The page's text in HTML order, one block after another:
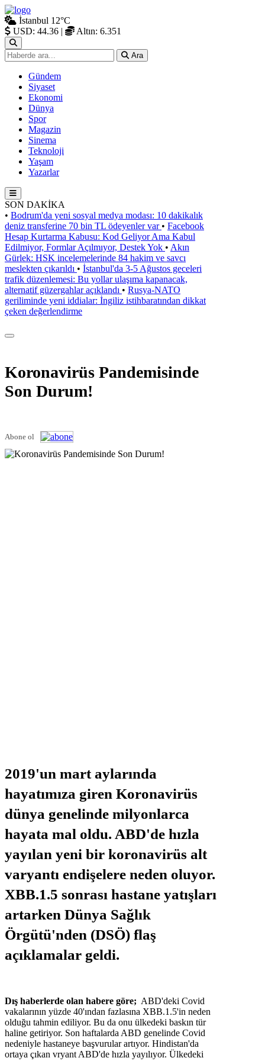
İstanbul 12°C
USD: 44.36 | Altın: 6.351
Ara
Gündem
Siyaset
Ekonomi
Dünya
Spor
Magazin
Sinema
Teknoloji
Yaşam
Yazarlar
SON DAKİKA
• Bodrum'da yeni sosyal medya modası: 10 dakikalık
deniz transferine 70 bin TL ödeyenler var • Facebook
Hesap Kurtarma Kabusu: Kod Geliyor Ama Kabul
Edilmiyor, Formlar Açılmıyor, Destek Yok • Akın
Gürlek: HSK incelemelerinde 84 hakim ve savcı
meslekten çıkarıldı • İstanbul'da 3-5 Ağustos geceleri
trafik düzenlemesi: Bu yollar ulaşıma kapanacak,
alternatif güzergahlar açıklandı • Rusya-NATO
geriliminde yeni iddialar: İngiliz istihbaratından dikkat
çeken değerlendirme
Koronavirüs Pandemisinde
Son Durum!
Abone ol
2019'un mart aylarında
hayatımıza giren Koronavirüs
dünya genelinde milyonlarca
hayata mal oldu. ABD'de hızla
yayılan yeni bir koronavirüs alt
varyantı endişelere neden oluyor.
XBB.1.5 sonrası hastane yatışları
artarken Dünya Sağlık
Örgütü'nden (DSÖ) flaş
açıklamalar geldi.
Dış haberlerde olan habere göre; ABD'deki Covid
vakalarının yüzde 40'ından fazlasına XBB.1.5'in neden
olduğu tahmin ediliyor. Bu da onu ülkedeki baskın tür
haline getiriyor. Son haftalarda ABD genelinde Covid
nedeniyle hastaneye başvurular artıyor. Hindistan'da
ortaya çıkan vryant ABD'de hızla yayılıyor. Ülkedeki